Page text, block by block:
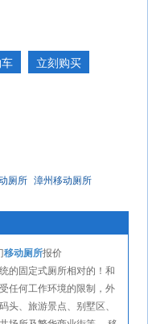
立刻购买
厕所 漳州移动厕所
移动厕所报价
的固定式厕所相对的！和
任何工作环境的限制，外
、旅游景点、别墅区、